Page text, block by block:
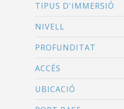
TIPUS D'IMMERSIÓ
NIVELL
PROFUNDITAT
ACCÉS
UBICACIÓ